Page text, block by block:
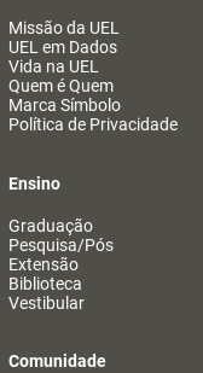
Missão da UEL
UEL em Dados
Vida na UEL
Quem é Quem
Marca Símbolo
Política de Privacidade
Ensino
Graduação
Pesquisa/Pós
Extensão
Biblioteca
Vestibular
Comunidade